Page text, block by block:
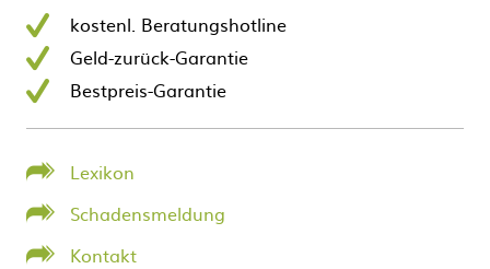
kostenl. Beratungshotline
Geld-zurück-Garantie
Bestpreis-Garantie
Lexikon
Schadensmeldung
Kontakt